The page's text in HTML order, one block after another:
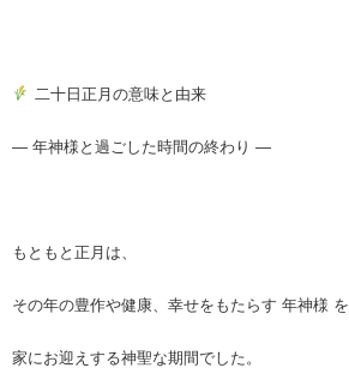
二十日正月の意味と由来
― 年神様と過ごした時間の終わり ―
もともと正月は、
その年の豊作や健康、幸せをもたらす 年神様 を
家にお迎えする神聖な期間でした。